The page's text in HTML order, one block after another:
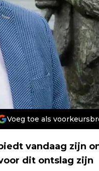
Voeg toe als
vandaag zijn
dit ontslag zijn